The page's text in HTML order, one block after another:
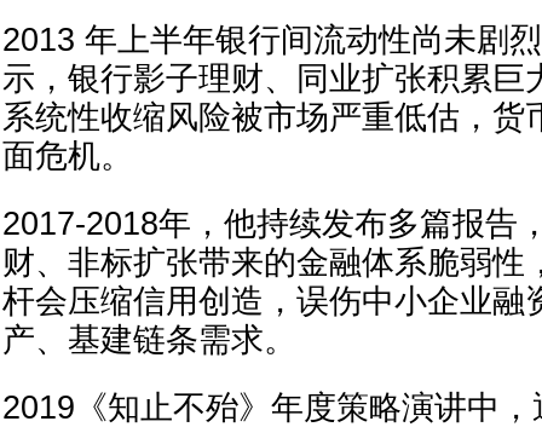
2013 年上半年银行间流动性尚未剧
示，银行影子理财、同业扩张积累巨
系统性收缩风险被市场严重低估，货
面危机。
2017-2018年，他持续发布多篇报告
财、非标扩张带来的金融体系脆弱性
杆会压缩信用创造，误伤中小企业融
产、基建链条需求。
2019《知止不殆》年度策略演讲中